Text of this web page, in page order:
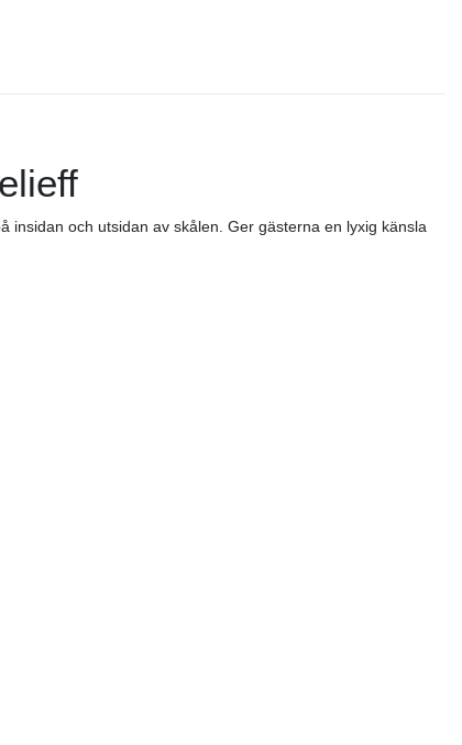
insidan och utsidan av skålen. Ger gästerna en lyxig känsla